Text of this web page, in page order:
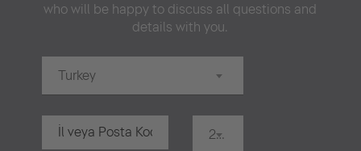
who will be happy to discuss all questions and
details with you.
Turkey
20 km